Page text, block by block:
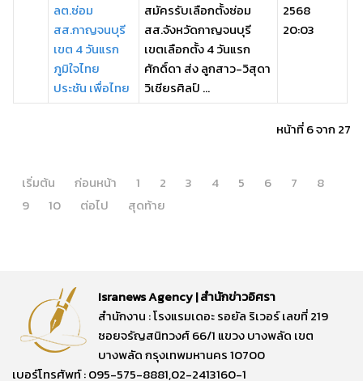
ลต.ซ่อม
สส.กาญจนบุรี
เขต 4 วันแรก
ภูมิใจไทย
ประชัน เพื่อไทย
สมัครรับเลือกตั้งซ่อม
สส.จังหวัดกาญจนบุรี
เขตเลือกตั้ง 4 วันแรก
ศักดิ์ดา ส่ง ลูกสาว-วิสุดา
วิเชียรศิลป์ ...
2568
20:03
หน้าที่ 6 จาก 27
เริ่มต้น ก่อนหน้า 1 2 3 4 5 6 7
8
9
10 ต่อไป สุดท้าย
Isranews Agency | สำนักข่าวอิศรา
สำนักงาน : โรงแรมเดอะ รอยัล ริเวอร์ เลขที่ 219
ซอยจรัญสนิทวงศ์ 66/1 แขวง บางพลัด เขต
บางพลัด กรุงเทพมหานคร 10700
เบอร์โทรศัพท์ : 095-575-8881,02-2413160-1